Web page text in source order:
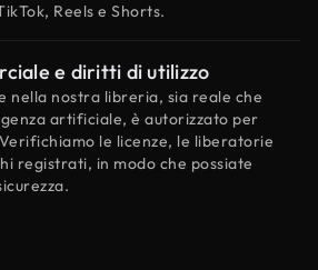
Reels e Shorts.
e diritti di utilizzo
nella nostra libreria, sia reale che
artificiale, è autorizzato per
le licenze, le liberatorie
registrati, in modo che possiate